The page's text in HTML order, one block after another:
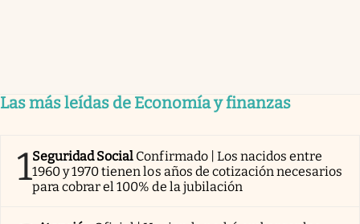
Las más leídas de Economía y finanzas
1Seguridad Social Confirmado | Los nacidos entre
1960 y 1970 tienen los años de cotización necesarios
para cobrar el 100% de la jubilación